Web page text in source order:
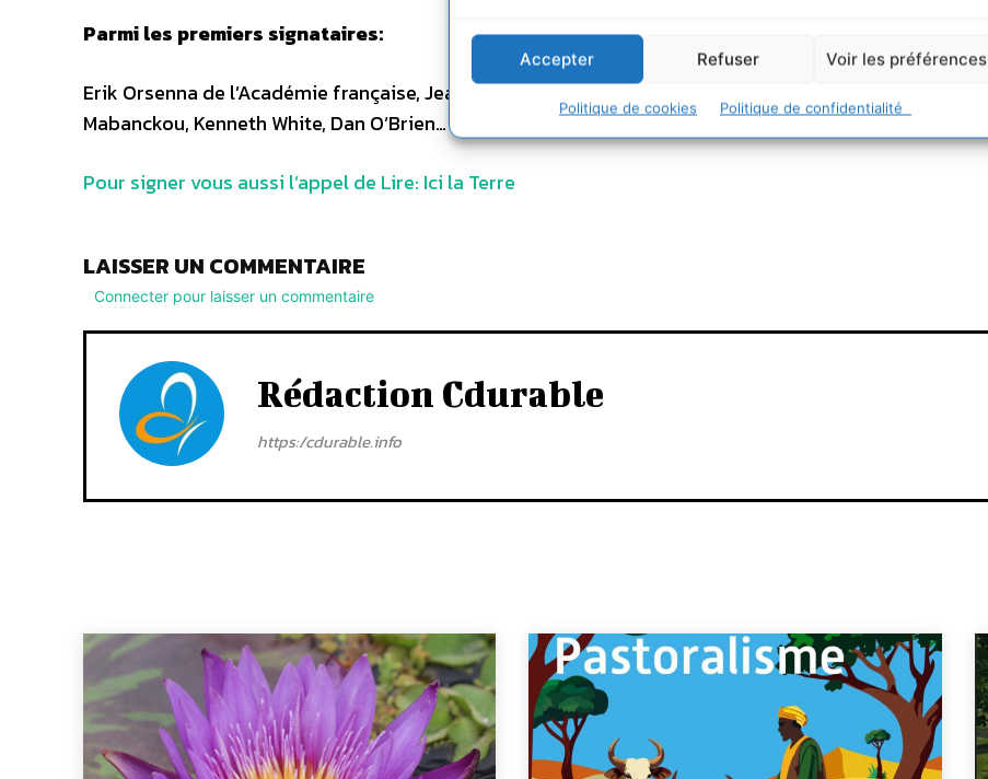
Accepter Refuser Voir les préférences
Politique de cookies Politique de confidentialité
Parmi les premiers signataires:
Erik Orsenna de l’Académie française, Jean-Christophe Rufin, Jean Malaurie, Isabelle Autissier, Alain
Mabanckou, Kenneth White, Dan O’Brien…
Pour signer vous aussi l’appel de Lire: Ici la Terre
LAISSER UN COMMENTAIRE
Connecter pour laisser un commentaire
Rédaction Cdurable
https:/cdurable.info